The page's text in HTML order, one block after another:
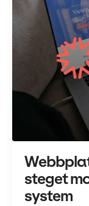
steget
system